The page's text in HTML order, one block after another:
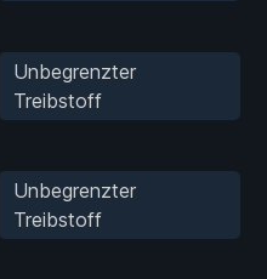
Unbegrenzter
Treibstoff
Unbegrenzter
Treibstoff